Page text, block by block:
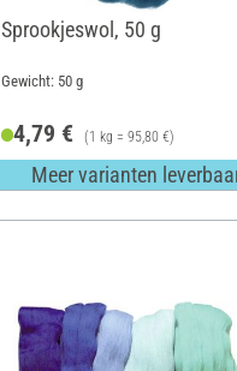
Sprookjeswol, 50 g
Gewicht: 50 g
4,79 € (1 kg = 95,80 €)
Meer varianten